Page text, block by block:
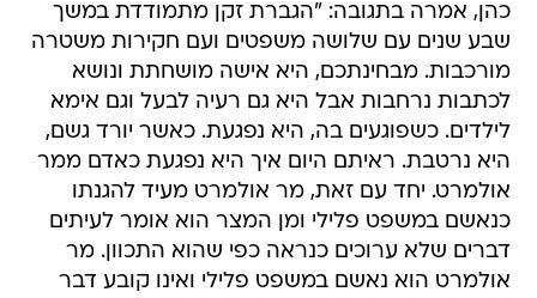
כהן, אמרה בתגובה: "הגברת זקן מתמודדת במשך
שבע שנים עם שלושה משפטים ועם חקירות משטרה
מורכבות. מבחינתכם, היא אישה מושחתת ונושא
לכתבות נרחבות אבל היא גם רעיה לבעל וגם אימא
לילדים. כשפוגעים בה, היא נפגעת. כאשר יורד גשם,
היא נרטבת. ראיתם היום איך היא נפגעת כאדם ממר
אולמרט. יחד עם זאת, מר אולמרט מעיד להגנתו
כנאשם במשפט פלילי ומן המצר הוא אומר לעיתים
דברים שלא ערוכים כנראה כפי שהוא התכוון. מר
אולמרט הוא נאשם במשפט פלילי ואינו קובע דבר